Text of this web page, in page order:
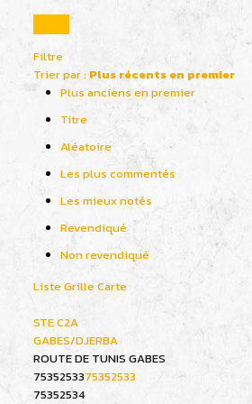
Filtre
Trier par : Plus récents en premier
Plus anciens en premier
Titre
Aléatoire
Les plus commentés
Les mieux notés
Revendiqué
Non revendiqué
ListeGrilleCarte
STE C2A
GABES/DJERBA
ROUTE DE TUNIS GABES
7535253375352533
75352534